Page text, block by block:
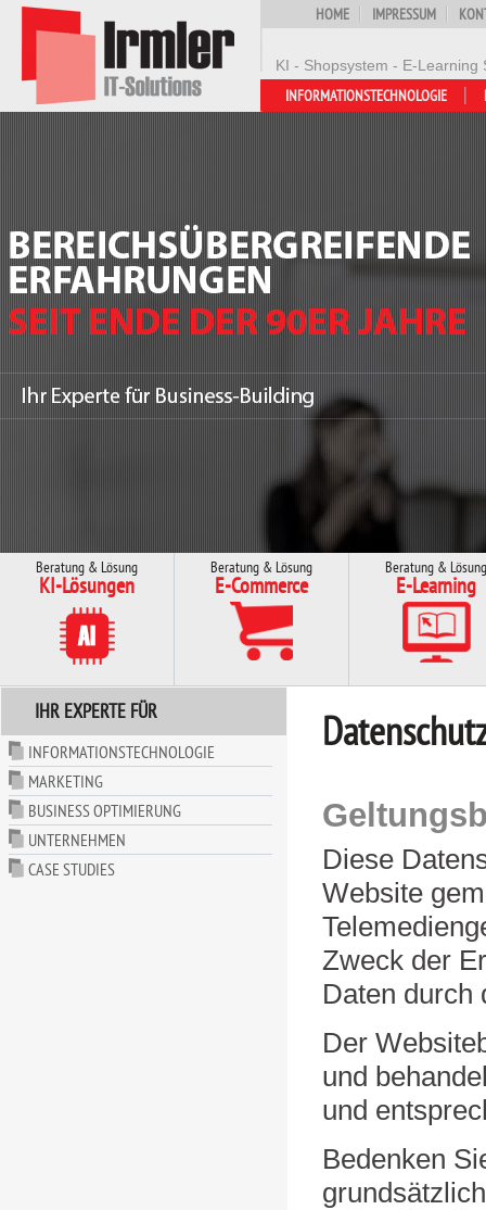
KI - Shopsystem - E-
HOME IMPRESSUM
INFORMATIONSTECHNOLOGIE
Beratung & Lösung
KI-Lösungen
Beratung & Lösung
E-Commerce
Beratung & Lösung
E-Learning
IHR EXPERTE FÜR
INFORMATIONSTECHNOLOGIE
MARKETING
BUSINESS OPTIMIERUNG
UNTERNEHMEN
CASE STUDIES
Diese
Website
Zweck der
Daten durch
Der
und
und
Bedenken